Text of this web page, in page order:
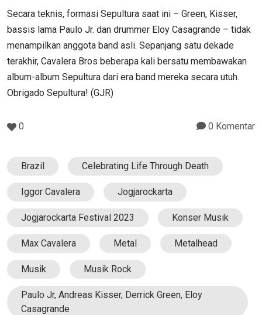
Secara teknis, formasi Sepultura saat ini – Green, Kisser,
bassis lama Paulo Jr. dan drummer Eloy Casagrande – tidak
menampilkan anggota band asli. Sepanjang satu dekade
terakhir, Cavalera Bros beberapa kali bersatu membawakan
album-album Sepultura dari era band mereka secara utuh.
Obrigado Sepultura! (GJR)
0 0 Komentar
Brazil Celebrating Life Through Death
Iggor Cavalera Jogjarockarta
Jogjarockarta Festival 2023 Konser Musik
Max Cavalera Metal Metalhead
Musik Musik Rock
Paulo Jr, Andreas Kisser, Derrick Green, Eloy
Casagrande